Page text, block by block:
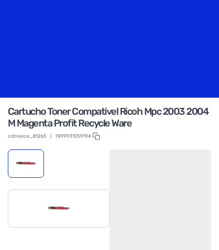
Cartucho Toner Compativel Ricoh Mpc 2003 2004
M Magenta Profit Recycle Ware
cdmaxce_81265 7899931059194